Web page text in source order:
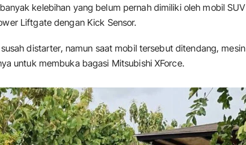
kelebihan yang belum pernah dimiliki oleh mobil SUV
Liftgate dengan Kick Sensor.
distarter, namun saat mobil tersebut ditendang, mesin
untuk membuka bagasi Mitsubishi XForce.